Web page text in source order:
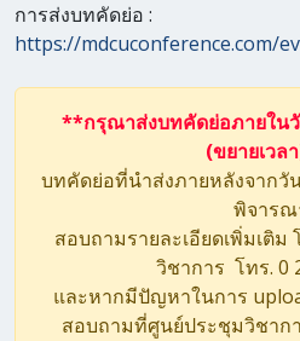
การส่งบทคัดย่อ :
https://mdcuconference.com/
**กรุณาส่งบทคัดย่อภายใน
(ขยายเวล
บทคัดย่อที่นำส่งภายหลังจากวั
พิจารณ
สอบถามรายละเอียดเพิ่มเติ
วิชาการ โทร. 0
และหากมีปัญหาในการ
สอบถามที่ศูนย์ประชุมวิชากา